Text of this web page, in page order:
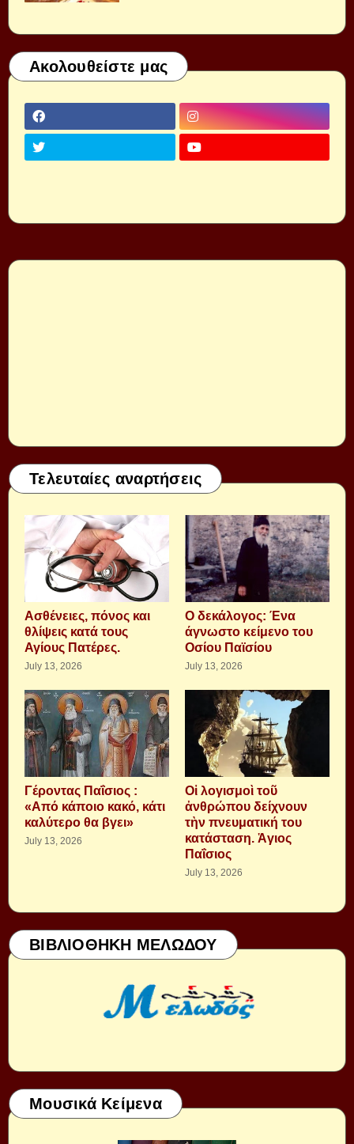
Ακολουθείστε μας
Τελευταίες αναρτήσεις
Aσθένειες, πόνος και
θλίψεις κατά τους
Αγίους Πατέρες.
July 13, 2026
Ο δεκάλογος: Ένα
άγνωστο κείμενο του
Οσίου Παϊσίου
July 13, 2026
Γέροντας Παΐσιος :
«Από κάποιο κακό, κάτι
καλύτερο θα βγει»
July 13, 2026
Οἱ λογισμοὶ τοῦ
ἀνθρώπου δείχνουν
τὴν πνευματική του
κατάσταση. Ἁγιος
Παΐσιος
July 13, 2026
ΒΙΒΛΙΟΘΗΚΗ ΜΕΛΩΔΟΥ
Μουσικά Κείμενα